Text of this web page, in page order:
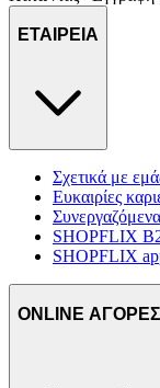
ΕΤΑΙΡΕΙΑ
Σχετικά με
Ευκαιρίες
SHOPFLIX
SHOPFLIX
ONLINE ΑΓΟΡΕΣ